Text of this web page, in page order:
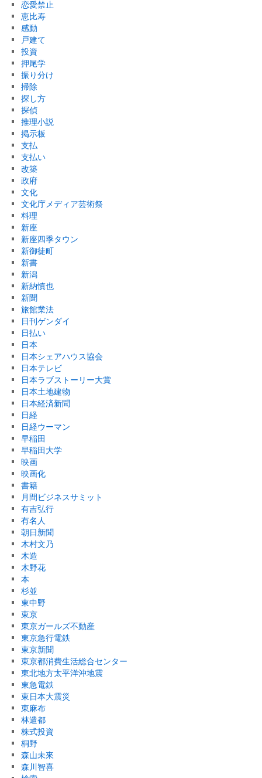
恋愛禁止
恵比寿
感動
戸建て
投資
押尾学
振り分け
掃除
探し方
探偵
推理小説
掲示板
支払
支払い
改築
政府
文化
文化庁メディア芸術祭
料理
新座
新座四季タウン
新御徒町
新書
新潟
新納慎也
新聞
旅館業法
日刊ゲンダイ
日払い
日本
日本シェアハウス協会
日本テレビ
日本ラブストーリー大賞
日本土地建物
日本経済新聞
日経
日経ウーマン
早稲田
早稲田大学
映画
映画化
書籍
月間ビジネスサミット
有吉弘行
有名人
朝日新聞
木村文乃
木造
木野花
本
杉並
東中野
東京
東京ガールズ不動産
東京急行電鉄
東京新聞
東京都消費生活総合センター
東北地方太平洋沖地震
東急電鉄
東日本大震災
東麻布
林遣都
株式投資
桐野
森山未來
森川智喜